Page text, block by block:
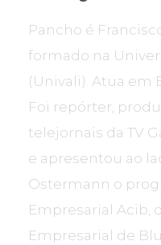
Pancho é
formado na
(Univali). Atua em
Foi repórter,
telejornais da TV
e apresentou ao
Ostermann o
Empresarial Acib,
Empresarial de